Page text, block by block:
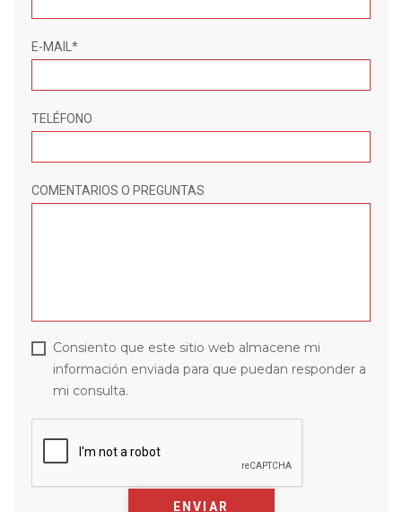
E-MAIL*
TELÉFONO
COMENTARIOS O PREGUNTAS
Consiento que este sitio web almacene mi
información enviada para que puedan responder a
mi consulta.
ENVIAR